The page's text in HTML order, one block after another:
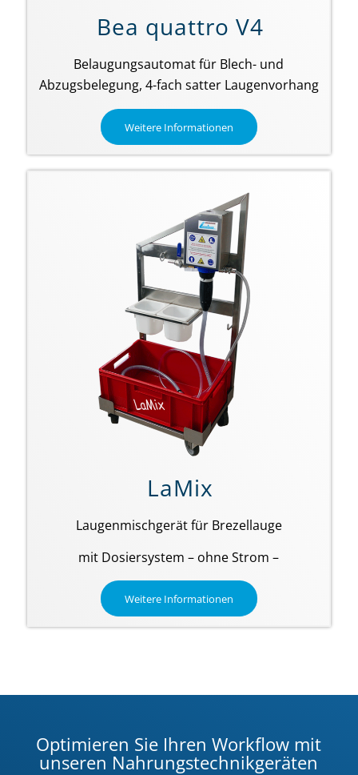
Bea quattro V4
Belaugungsautomat für Blech- und
Abzugsbelegung, 4-fach satter Laugenvorhang
Weitere Informationen
LaMix
Laugenmischgerät für Brezellauge
mit Dosiersystem – ohne Strom –
Weitere Informationen
Optimieren Sie Ihren Workflow mit
unseren Nahrungstechnikgeräten